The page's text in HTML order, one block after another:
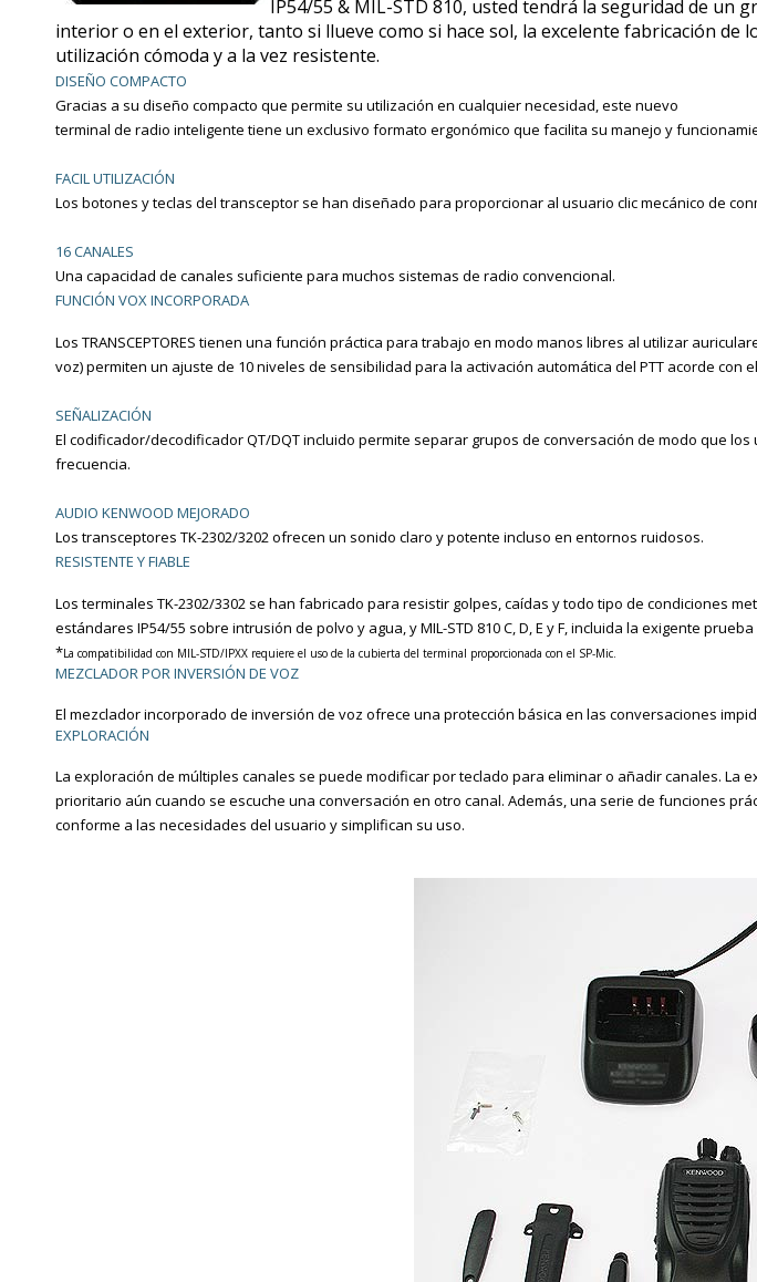
IP54/55 & MIL-STD 810, usted tendrá la seguridad de un
interior o en el exterior, tanto si llueve como si hace sol, la excelente fabricación de
utilización cómoda y a la vez resistente.
DISEÑO COMPACTO
Gracias a su diseño compacto que permite su utilización en cualquier necesidad, este nuevo
terminal de radio inteligente tiene un exclusivo formato ergonómico que facilita su manejo y
FACIL UTILIZACIÓN
Los botones y teclas del transceptor se han diseñado para proporcionar al usuario clicmecánico de
16 CANALES
Una capacidad de canales suficiente para muchos sistemas de radio convencional.
FUNCIÓN VOX INCORPORADA
Los TRANSCEPTORES tienen una función práctica para trabajo en modo manos libres al utilizar
voz) permiten un ajuste de 10 niveles de sensibilidad para la activación automática del PTT acorde con
SEÑALIZACIÓN
El codificador/decodificador QT/DQT incluido permite separar grupos de conversación de modo que los
frecuencia.
AUDIO KENWOOD MEJORADO
Los transceptores TK-2302/3202 ofrecen un sonido claro y potente incluso en entornos ruidosos.
RESISTENTE Y FIABLE
Los terminales TK-2302/3302 se han fabricado para resistir golpes, caídas y todo tipo de condiciones
estándares IP54/55 sobre intrusión de polvo y agua, y MIL-STD 810 C, D, E y F, incluida la exigente
*La compatibilidad con MIL-STD/IPXX requiere el uso de la cubierta del terminal proporcionada con el SP-Mic.
MEZCLADOR POR INVERSIÓN DE VOZ
El mezclador incorporado de inversión de voz ofrece una protección básica en las conversaciones
EXPLORACIÓN
La exploración de múltiples canales se puede modificar por teclado para eliminar o añadircanales. La
prioritario aún cuando se escuche una conversación en otro canal. Además,una serie de funciones
conforme a las necesidades del usuario y simplifican su uso.